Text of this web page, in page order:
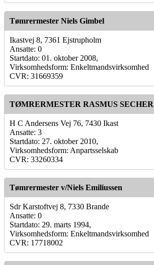
Tømrermester Niels Gimbel
Ikastvej 8, 7361 Ejstrupholm
Ansatte: 0
Startdato: 01. oktober 2008,
Virksomhedsform: Enkeltmandsvirksomhed
CVR: 31669359
TØMRERMESTER RASMUS SECHER
H C Andersens Vej 76, 7430 Ikast
Ansatte: 3
Startdato: 27. oktober 2010,
Virksomhedsform: Anpartsselskab
CVR: 33260334
Tømrermester v/Niels Emiliussen
Sdr Karstoftvej 8, 7330 Brande
Ansatte: 0
Startdato: 29. marts 1994,
Virksomhedsform: Enkeltmandsvirksomhed
CVR: 17718002